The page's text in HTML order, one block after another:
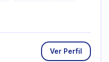
Ver Perfil